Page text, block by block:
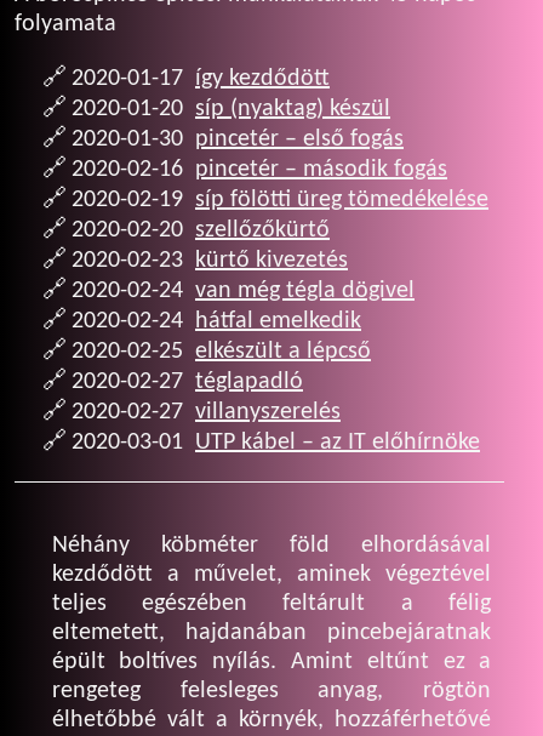
folyamata
2020-01-17 így kezdődött
2020-01-20 síp (nyaktag) készül
2020-01-30 pincetér – első fogás
2020-02-16 pincetér – második fogás
2020-02-19 síp fölötti üreg tömedékelése
2020-02-20 szellőzőkürtő
2020-02-23 kürtő kivezetés
2020-02-24 van még tégla dögivel
2020-02-24 hátfal emelkedik
2020-02-25 elkészült a lépcső
2020-02-27 téglapadló
2020-02-27 villanyszerelés
2020-03-01 UTP kábel – az IT előhírnöke
Néhány köbméter föld elhordásával
kezdődött a művelet, aminek végeztével
teljes egészében feltárult a félig
eltemetett, hajdanában pincebejáratnak
épült boltíves nyílás. Amint eltűnt ez a
rengeteg felesleges anyag, rögtön
élhetőbbé vált a környék, hozzáférhetővé